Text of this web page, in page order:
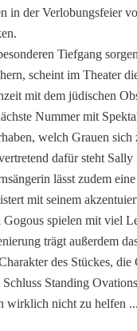
in der Verlobungsfeier
Tiefgang
scheint im Theater
mit dem jüdischen
Nummer mit
welch Grauen
dafür steht
lässt zudem
mit seinem
Gogous spielen mit viel
trägt außerdem
des Stückes,
Standing
wirklich nicht zu helfen ...